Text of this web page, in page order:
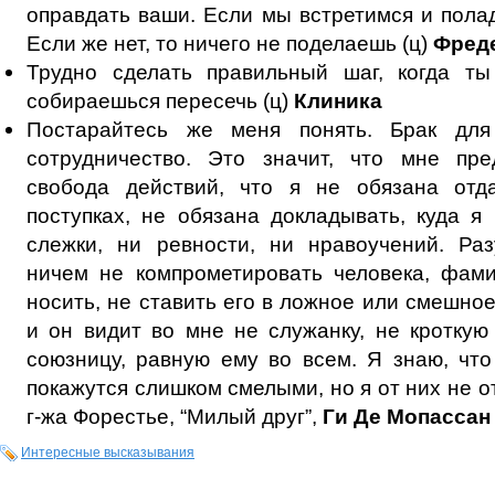
оправдать ваши. Если мы встретимся и
Если же нет, то ничего не поделаешь (ц)
Трудно сделать правильный шаг, когда
собираешься пересечь (ц) Клиника
Постарайтесь же меня понять. Брак
сотрудничество. Это значит, что мне
свобода действий, что я не обязана
поступках, не обязана докладывать, куда
слежки, ни ревности, ни нравоучений.
ничем не компрометировать человека,
носить, не ставить его в ложное или
и он видит во мне не служанку, не
союзницу, равную ему во всем. Я знаю,
покажутся слишком смелыми, но я от них не
г-жа Форестье, “Милый друг”, Ги Де Мопассан
Интересные высказывания